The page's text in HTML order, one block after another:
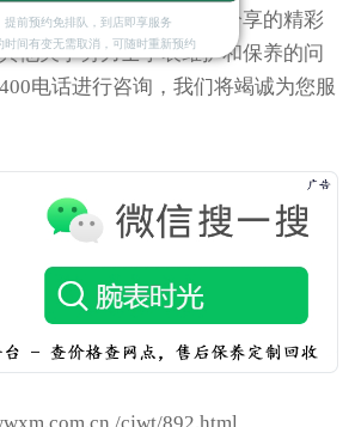
劳力士售后服务中心
为您分享的精彩
他关于劳力士手表维护和保养的问
电话进行咨询，我们将竭诚为您服
提前预约免排队，到店即享服务
时间有变无需取消，可随时重新预约